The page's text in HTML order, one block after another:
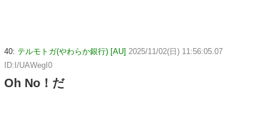
40: テルモトガ(やわらか銀行) [AU] 2025/11/02(日) 11:56:05.07
ID:I/UAWegI0
Oh No！だ